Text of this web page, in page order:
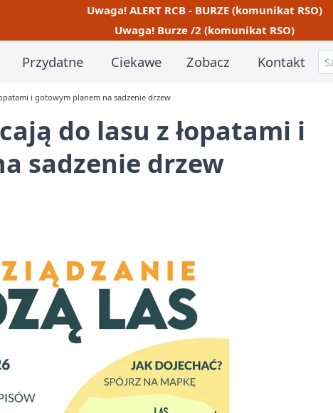
Uwaga! ALERT RCB - BURZE (komunikat RSO)
Uwaga! Burze /2 (komunikat RSO)
Przydatne Ciekawe Zobacz Kontakt
i gotowym planem na sadzenie drzew
do lasu z łopatami i
sadzenie drzew